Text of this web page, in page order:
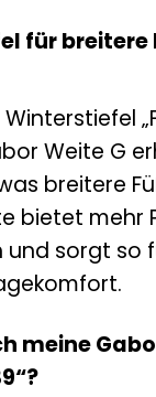
für breitere
Weite G
breitere
bietet mehr
und sorgt so
meine